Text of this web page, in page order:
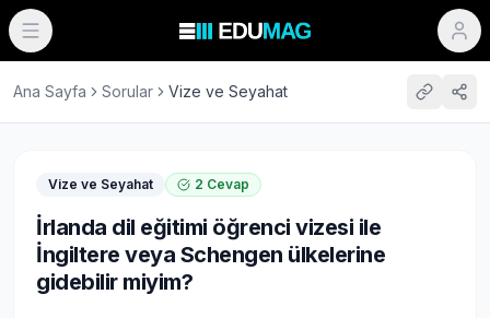
Ana Sayfa Sorular Vize ve Seyahat
Vize ve Seyahat 2 Cevap
İrlanda dil eğitimi öğrenci vizesi ile
İngiltere veya Schengen ülkelerine
gidebilir miyim?